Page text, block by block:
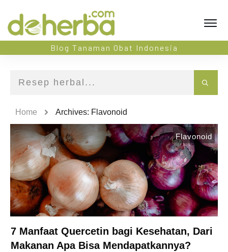
Blog Tanaman Obat Indonesia
Home Archives: Flavonoid
Flavonoid
7 Manfaat Quercetin bagi Kesehatan, Dari
Makanan Apa Bisa Mendapatkannya?